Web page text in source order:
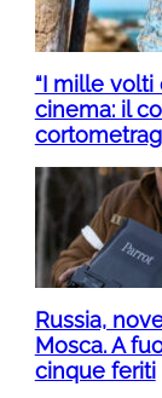
“I mille volti
cinema: il
Russia,
Mosca. A
cinque feriti